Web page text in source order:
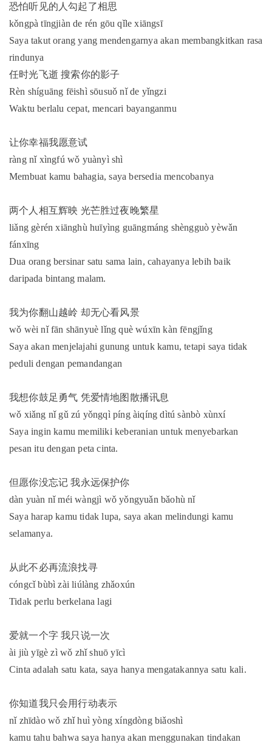
恐怕听见的人勾起了相思
kǒngpà tīngjiàn de rén gōu qǐle xiāngsī
Saya takut orang yang mendengarnya akan membangkitkan rasa
rindunya
任时光飞逝 搜索你的影子
Rèn shíguāng fēishì sōusuǒ nǐ de yǐngzi
Waktu berlalu cepat, mencari bayanganmu
让你幸福我愿意试
ràng nǐ xìngfú wǒ yuànyì shì
Membuat kamu bahagia, saya bersedia mencobanya
两个人相互辉映 光芒胜过夜晚繁星
liǎng gèrén xiānghù huīyìng guāngmáng shèngguò yèwǎn
fánxīng
Dua orang bersinar satu sama lain, cahayanya lebih baik
daripada bintang malam.
我为你翻山越岭 却无心看风景
wǒ wèi nǐ fān shānyuè lǐng què wúxīn kàn fēngjǐng
Saya akan menjelajahi gunung untuk kamu, tetapi saya tidak
peduli dengan pemandangan
我想你鼓足勇气 凭爱情地图散播讯息
wǒ xiǎng nǐ gǔ zú yǒngqì píng àiqíng dìtú sànbò xùnxí
Saya ingin kamu memiliki keberanian untuk menyebarkan
pesan itu dengan peta cinta.
但愿你没忘记 我永远保护你
dàn yuàn nǐ méi wàngjì wǒ yǒngyuǎn bǎohù nǐ
Saya harap kamu tidak lupa, saya akan melindungi kamu
selamanya.
从此不必再流浪找寻
cóngcǐ bùbì zài liúlàng zhǎoxún
Tidak perlu berkelana lagi
爱就一个字 我只说一次
ài jiù yīgè zì wǒ zhǐ shuō yīcì
Cinta adalah satu kata, saya hanya mengatakannya satu kali.
你知道我只会用行动表示
nǐ zhīdào wǒ zhǐ huì yòng xíngdòng biǎoshì
kamu tahu bahwa saya hanya akan menggunakan tindakan